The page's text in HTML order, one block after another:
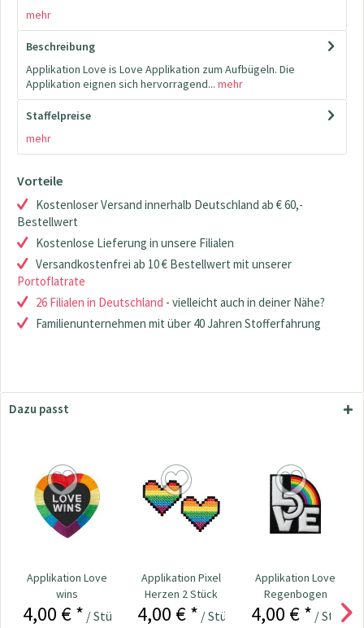
mehr
Beschreibung
Applikation Love is Love Applikation zum Aufbügeln. Die
Applikation eignen sich hervorragend... mehr
Staffelpreise
mehr
Vorteile
Kostenloser Versand innerhalb Deutschland ab € 60,-
Bestellwert
Kostenlose Lieferung in unsere Filialen
Versandkostenfrei ab 10 € Bestellwert mit unserer
Portoflatrate
26 Filialen in Deutschland - vielleicht auch in deiner Nähe?
Familienunternehmen mit über 40 Jahren Stofferfahrung
Dazu passt
Applikation Love
wins
4,00 € * / Stück
Applikation Pixel
Herzen 2 Stück
4,00 € * / Stück
Applikation Love
Regenbogen
4,00 € * / Stück